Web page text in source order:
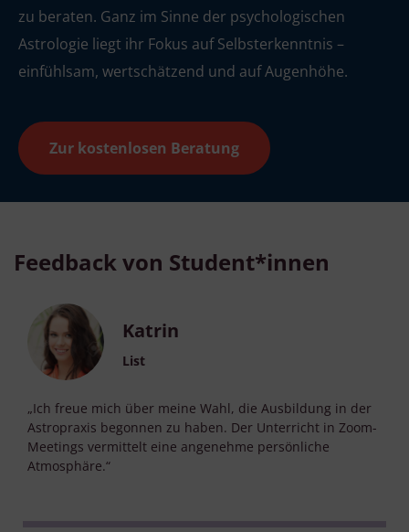
zu beraten. Ganz im Sinne der psychologischen
Astrologie liegt ihr Fokus auf Selbsterkenntnis –
einfühlsam, wertschätzend und auf Augenhöhe.
Zur kostenlosen Beratung
Feedback von Student*innen
Katrin
List
„Ich freue mich über meine Wahl, die Ausbildung in der
Astropraxis begonnen zu haben. Der Unterricht in Zoom-
Meetings vermittelt eine angenehme persönliche
Atmosphäre.“